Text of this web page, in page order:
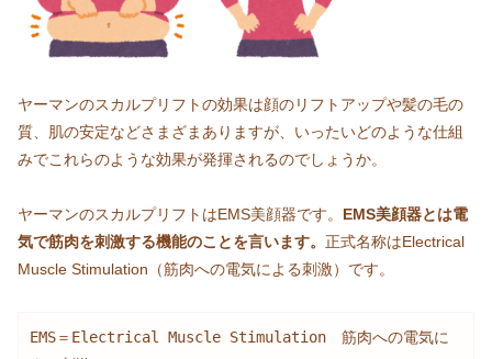
ヤーマンのスカルプリフトの効果は顔のリフトアップや髪の毛の
質、肌の安定などさまざまありますが、いったいどのような仕組
みでこれらのような効果が発揮されるのでしょうか。
ヤーマンのスカルプリフトはEMS美顔器です。 EMS美顔器とは電
気で筋肉を刺激する機能のことを言います。 正式名称はElectrical
Muscle Stimulation（筋肉への電気による刺激）です。
EMS＝Electrical Muscle Stimulation　筋肉への電気に